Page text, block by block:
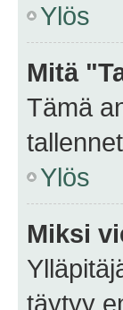
Ylös
Mitä
Tämä
Ylös
Miksi
täytyy